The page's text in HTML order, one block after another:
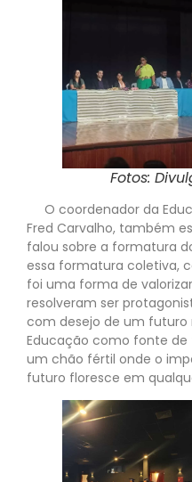
Fotos:
O coordenador da
Fred Carvalho, também
falou sobre a formatura
essa formatura coletiva,
foi uma forma de
resolveram ser
com desejo de um
Educação como fonte de
um chão fértil onde o
futuro floresce em